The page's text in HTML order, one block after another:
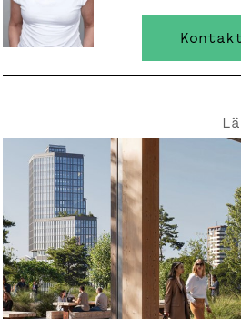
Sickla - Nordens nav för